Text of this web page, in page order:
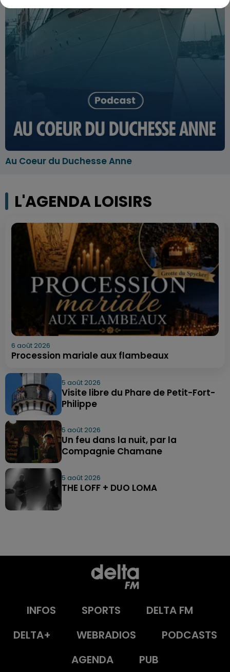
Au Coeur du Duchesse Anne
L'AGENDA LOISIRS
6 août 2026
Procession mariale aux flambeaux
5 août 2026
Visite libre du Phare de Petit-Fort-
Philippe
5 août 2026
Un feu dans la nuit, par la
Compagnie Chamane
5 août 2026
THE LOFF + DUO LOMA
INFOS SPORTS
DELTA FM
DELTA+
WEBRADIOS
PODCASTS
AGENDA
PUB